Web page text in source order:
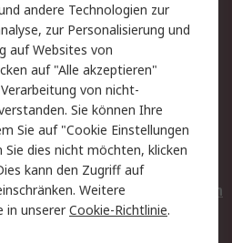
Kontakt
Privatkunden
Datenschutz
Zahlungsbedingungen
Entsorgung
Elektrogeräte/Batterien
andere Technologien zur
zur Personalisierung und
auf Websites von
auf "Alle akzeptieren"
von nicht-
Sie können Ihre
Sie auf "Cookie Einstellungen
Sie dies nicht möchten, klicken
kann den Zugriff auf
Weitere
in unsererCookie-Richtlinie.